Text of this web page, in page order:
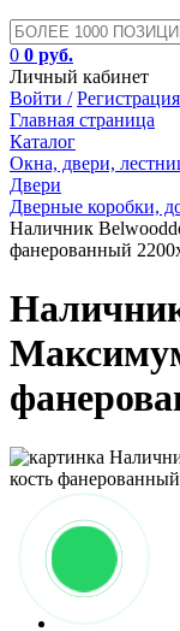
0 0 руб.
Личный кабинет
Войти / Регистрация
Главная страница
Каталог
Окна, двери,
Двери
Дверные коробки,
Наличник
фанерованный